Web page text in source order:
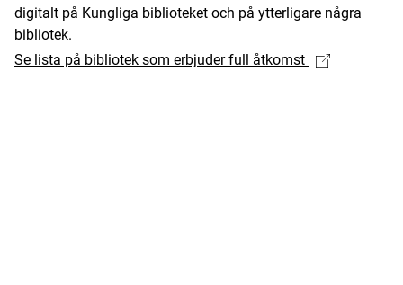
digitalt på Kungliga biblioteket och på ytterligare några
bibliotek.
Se lista på bibliotek som erbjuder full åtkomst